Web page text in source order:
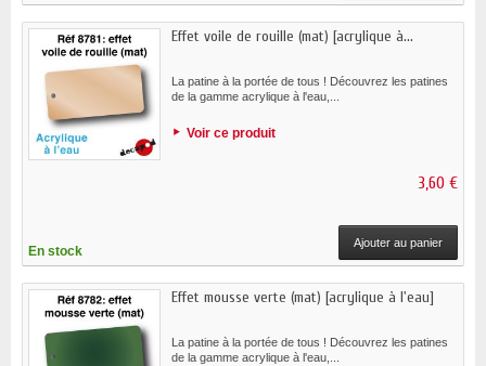
Effet voile de rouille (mat) [acrylique à...
La patine à la portée de tous ! Découvrez les patines
de la gamme acrylique à l'eau,...
Voir ce produit
3,60 €
En stock
Ajouter au panier
Effet mousse verte (mat) [acrylique à l'eau]
La patine à la portée de tous ! Découvrez les patines
de la gamme acrylique à l'eau,...